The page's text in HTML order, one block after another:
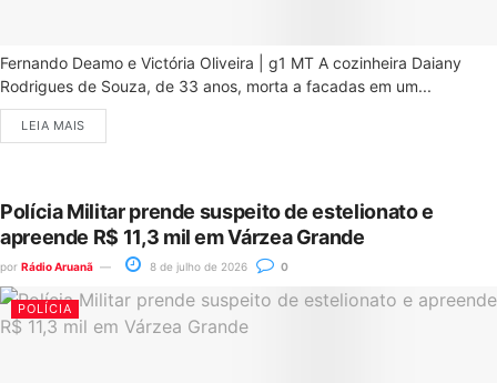
Fernando Deamo e Victória Oliveira | g1 MT A cozinheira Daiany
Rodrigues de Souza, de 33 anos, morta a facadas em um...
LEIA MAIS
Polícia Militar prende suspeito de estelionato e
apreende R$ 11,3 mil em Várzea Grande
por Rádio Aruanã 8 de julho de 2026 0
POLÍCIA